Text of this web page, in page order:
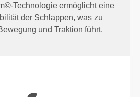
Technologie ermöglicht eine
der Schlappen, was zu
und Traktion führt.